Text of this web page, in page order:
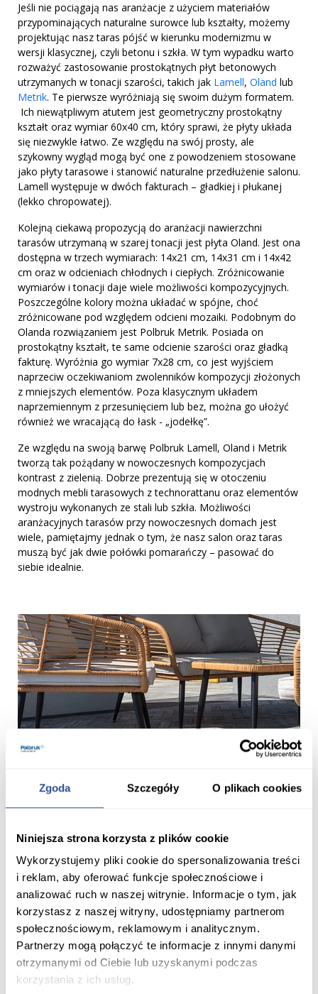
Zgoda Szczegóły O plikach cookies
Niniejsza strona korzysta z plików cookie
Wykorzystujemy pliki cookie do spersonalizowania treści
i reklam, aby oferować funkcje społecznościowe i
analizować ruch w naszej witrynie. Informacje o tym, jak
korzystasz z naszej witryny, udostępniamy partnerom
społecznościowym, reklamowym i analitycznym.
Partnerzy mogą połączyć te informacje z innymi danymi
otrzymanymi od Ciebie lub uzyskanymi podczas
korzystania z ich usług.
Jeśli nie pociągają nas aranżacje z użyciem materiałów
przypominających naturalne surowce lub kształty, możemy
projektując nasz taras pójść w kierunku modernizmu w
wersji klasycznej, czyli betonu i szkła. W tym wypadku warto
rozważyć zastosowanie prostokątnych płyt betonowych
utrzymanych w tonacji szarości, takich jak Lamell, Oland lub
Metrik. Te pierwsze wyróżniają się swoim dużym formatem.
Ich niewątpliwym atutem jest geometryczny prostokątny
kształt oraz wymiar 60x40 cm, który sprawi, że płyty układa
się niezwykle łatwo. Ze względu na swój prosty, ale
szykowny wygląd mogą być one z powodzeniem stosowane
jako płyty tarasowe i stanowić naturalne przedłużenie salonu.
Lamell występuje w dwóch fakturach – gładkiej i płukanej
(lekko chropowatej).
Kolejną ciekawą propozycją do aranżacji nawierzchni
tarasów utrzymaną w szarej tonacji jest płyta Oland. Jest ona
dostępna w trzech wymiarach: 14x21 cm, 14x31 cm i 14x42
cm oraz w odcieniach chłodnych i ciepłych. Zróżnicowanie
wymiarów i tonacji daje wiele możliwości kompozycyjnych.
Poszczególne kolory można układać w spójne, choć
zróżnicowane pod względem odcieni mozaiki. Podobnym do
Olanda rozwiązaniem jest Polbruk Metrik. Posiada on
prostokątny kształt, te same odcienie szarości oraz gładką
fakturę. Wyróżnia go wymiar 7x28 cm, co jest wyjściem
naprzeciw oczekiwaniom zwolenników kompozycji złożonych
z mniejszych elementów. Poza klasycznym układem
naprzemiennym z przesunięciem lub bez, można go ułożyć
również we wracającą do łask - „jodełkę”.
Ze względu na swoją barwę Polbruk Lamell, Oland i Metrik
tworzą tak pożądany w nowoczesnych kompozycjach
kontrast z zielenią. Dobrze prezentują się w otoczeniu
modnych mebli tarasowych z technorattanu oraz elementów
wystroju wykonanych ze stali lub szkła. Możliwości
aranżacyjnych tarasów przy nowoczesnych domach jest
wiele, pamiętajmy jednak o tym, że nasz salon oraz taras
muszą być jak dwie połówki pomarańczy – pasować do
siebie idealnie.